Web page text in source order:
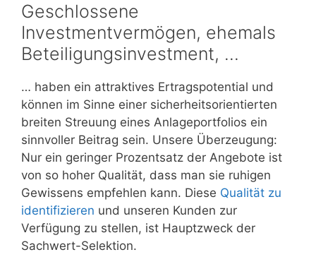
Geschlossene
Investmentvermögen, ehemals
Beteiligungsinvestment, …
… haben ein attraktives Ertragspotential und
können im Sinne einer sicherheitsorientierten
breiten Streuung eines Anlageportfolios ein
sinnvoller Beitrag sein. Unsere Überzeugung:
Nur ein geringer Prozentsatz der Angebote ist
von so hoher Qualität, dass man sie ruhigen
Gewissens empfehlen kann. Diese Qualität zu
identifizieren und unseren Kunden zur
Verfügung zu stellen, ist Hauptzweck der
Sachwert-Selektion.